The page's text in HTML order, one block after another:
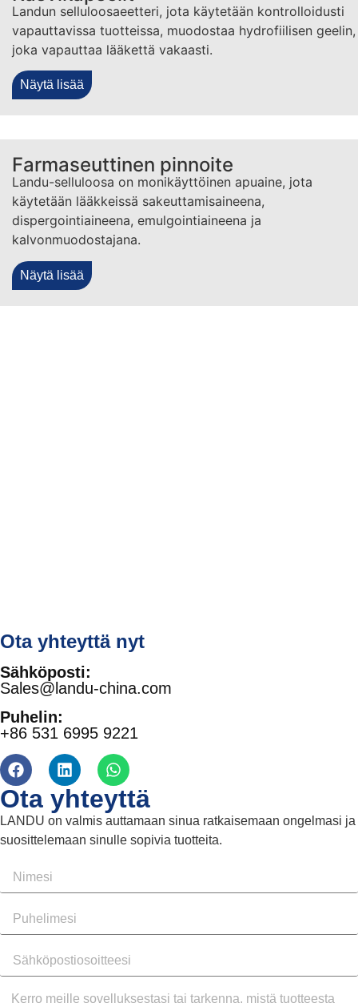
Landun selluloosaeetteri, jota käytetään kontrolloidusti
vapauttavissa tuotteissa, muodostaa hydrofiilisen geelin,
joka vapauttaa lääkettä vakaasti.
Näytä lisää
Farmaseuttinen pinnoite
Landu-selluloosa on monikäyttöinen apuaine, jota
käytetään lääkkeissä sakeuttamisaineena,
dispergointiaineena, emulgointiaineena ja
kalvonmuodostajana.
Näytä lisää
Ota yhteyttä nyt
Sähköposti:
Sales@landu-china.com
Puhelin:
+86 531 6995 9221
Ota yhteyttä
LANDU on valmis auttamaan sinua ratkaisemaan ongelmasi ja
suosittelemaan sinulle sopivia tuotteita.